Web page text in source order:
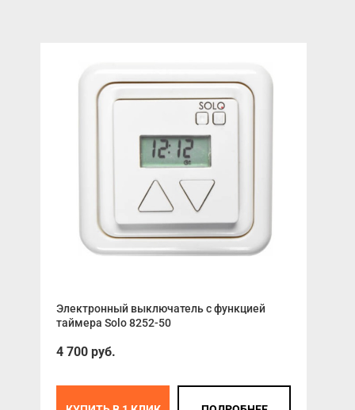
Электронный выключатель с функцией
таймера Solo 8252-50
4 700 руб.